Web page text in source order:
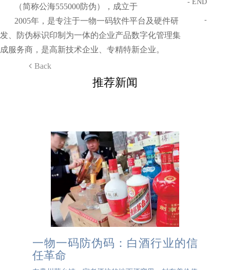
（简称公海555000防伪），成立于
2005年，是专注于一物一码软件平台及硬件研
发、防伪标识印制为一体的企业产品数字化管理集
成服务商，是高新技术企业、专精特新企业。
Back
- END
-
推荐新闻
一物一码防伪码：白酒行业的信
任革命